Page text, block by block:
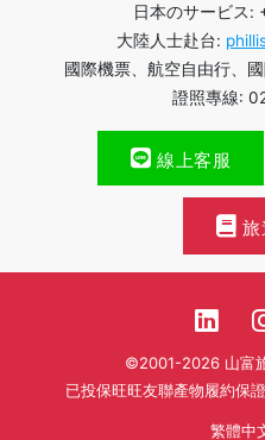
日本のサービス
大陸人士赴台:
國際機票、航空自由行、
證照專線:
線上客服
旅
©2001-2026 山富
已投保旺旺友聯產物履約保
繁體中